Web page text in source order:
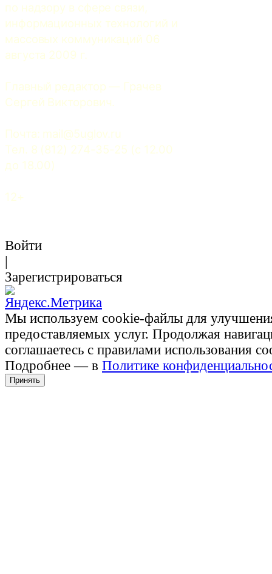
по надзору в сфере связи,
информационных технологий и
массовых коммуникаций 06
августа 2009 г.
Главный редактор — Грачев
Сергей Викторович.
Почта: mail@5uglov.ru
Тел. 8 (812) 274-35-25 (c 12.00
до 18.00)
12+
Войти
|
Зарегистрироваться
Мы используем cookie-файлы для
предоставляемых услуг. Продолжая
соглашаетесь с правилами использования
Подробнее — в Политике
Принять